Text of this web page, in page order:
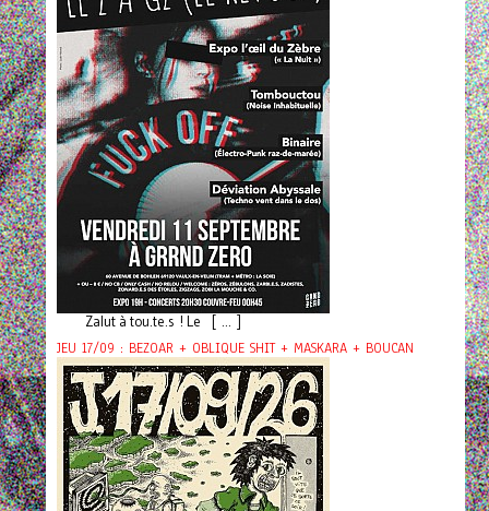
Zalut à tou.te.s ! Le [ ... ]
JEU 17/09 : BEZOAR + OBLIQUE SHIT + MASKARA + BOUCAN